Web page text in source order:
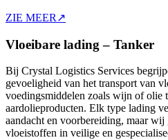
ZIE MEER ↗
Vloeibare lading – Tanker
Bij Crystal Logistics Services
gevoeligheid van het transport van
voedingsmiddelen zoals wijn of olie
aardolieproducten. Elk type lading
aandacht en voorbereiding, maar wij
vloeistoffen in veilige en